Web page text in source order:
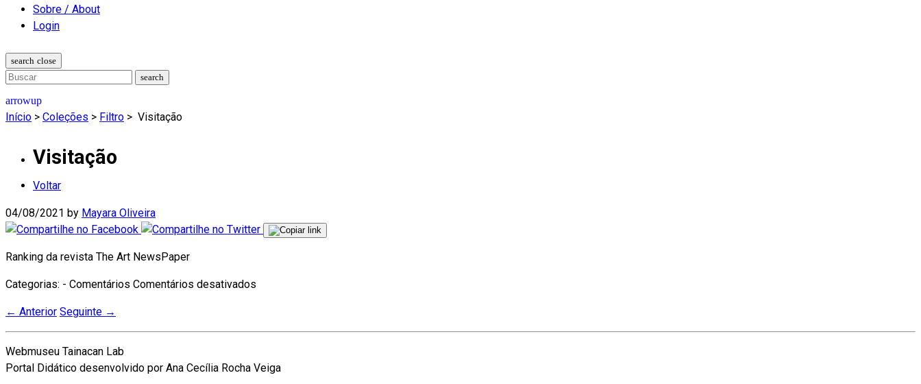
Sobre / About
Login
Início > Coleções > Filtro > Visitação
Visitação
Voltar
04/08/2021 by Mayara Oliveira
Ranking da revista The Art NewsPaper
Categorias: - Comentários Comentários desativados
← Anterior Seguinte →
Webmuseu Tainacan Lab
Portal Didático desenvolvido por Ana Cecília Rocha Veiga